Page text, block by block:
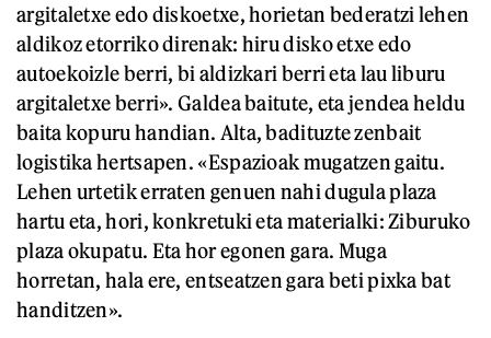
argitaletxe edo diskoetxe, horietan bederatzi lehen
aldikoz etorriko direnak: hiru disko etxe edo
autoekoizle berri, bi aldizkari berri eta lau liburu
argitaletxe berri». Galdea baitute, eta jendea heldu
baita kopuru handian. Alta, badituzte zenbait
logistika hertsapen. «Espazioak mugatzen gaitu.
Lehen urtetik erraten genuen nahi dugula plaza
hartu eta, hori, konkretuki eta materialki: Ziburuko
plaza okupatu. Eta hor egonen gara. Muga
horretan, hala ere, entseatzen gara beti pixka bat
handitzen».